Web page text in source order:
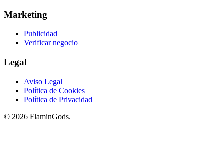
Marketing
Publicidad
Verificar negocio
Legal
Aviso Legal
Política de Cookies
Política de Privacidad
© 2026 FlaminGods.